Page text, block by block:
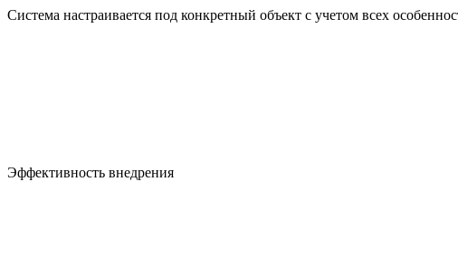
Система настраивается под конкретный объект с учетом всех
Эффективность внедрения